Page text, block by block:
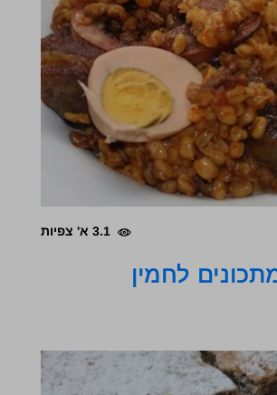
3.1 א' צפיות